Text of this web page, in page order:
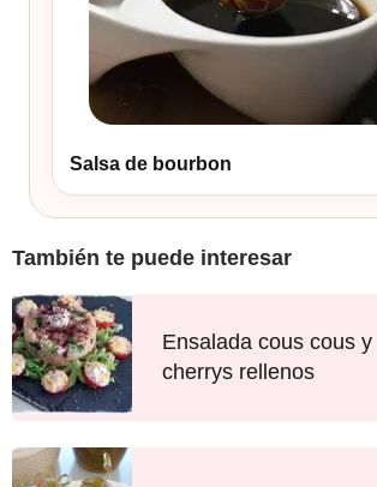
Salsa de bourbon
También te puede interesar
Ensalada cous cous y
cherrys rellenos